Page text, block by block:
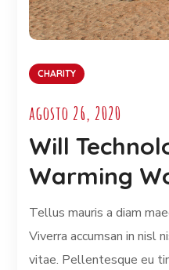
CHARITY
agosto 26, 2020
Will
Warming
Tellus mauris a diam
Viverra accumsan in nisl
vitae. Pellentesque eu